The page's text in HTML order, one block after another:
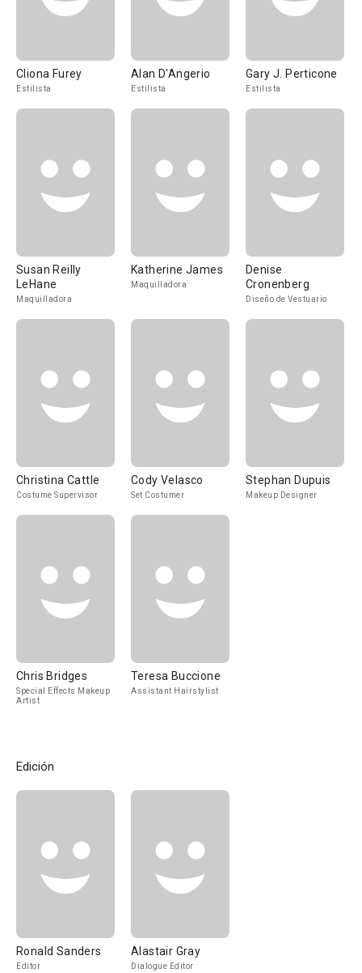
Cliona Furey
Estilista
Alan D'Angerio
Estilista
Gary J. Perticone
Estilista
Susan Reilly
LeHane
Maquilladora
Katherine James
Maquilladora
Denise
Cronenberg
Diseño de Vestuario
Christina Cattle
Costume Supervisor
Cody Velasco
Set Costumer
Stephan Dupuis
Makeup Designer
Chris Bridges
Special Effects Makeup
Artist
Teresa Buccione
Assistant Hairstylist
Edición
Ronald Sanders
Editor
Alastair Gray
Dialogue Editor